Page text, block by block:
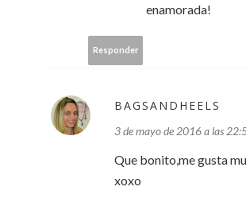
enamorada!
Responder
BAGSANDHEELS
3 de mayo de 2016 a las
Que bonito,me gusta
xoxo